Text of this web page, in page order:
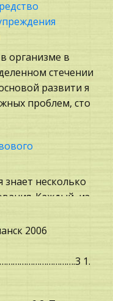
устройства
организме в
стечении
развити я
проблем, сто
несколько
Каждый, из
2006
1.